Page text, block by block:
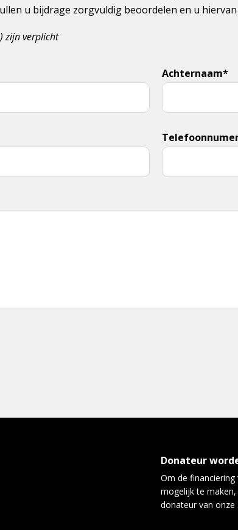
u bijdrage zorgvuldig beoordelen en u
zijn verplicht
Achternaam*
Donateur
Om de
mogelijk te
donateur van onze